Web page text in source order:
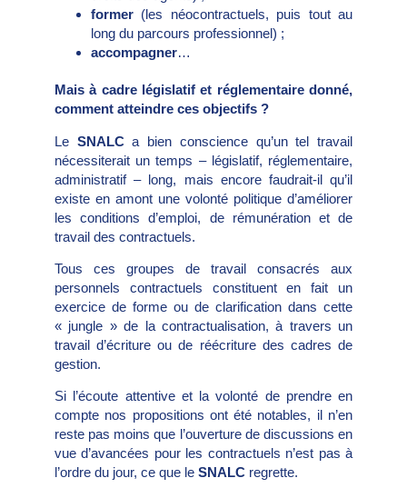
former (les néocontractuels, puis tout au
long du parcours professionnel) ;
accompagner…
Mais à cadre législatif et réglementaire donné,
comment atteindre ces objectifs ?
Le SNALCa bien conscience qu’un tel travail
nécessiterait un temps – législatif, réglementaire,
administratif – long, mais encore faudrait-il qu’il
existe en amont une volonté politique d’améliorer
les conditions d’emploi, de rémunération et de
travail des contractuels.
Tous ces groupes de travail consacrés aux
personnels contractuels constituent en fait un
exercice de forme ou de clarification dans cette
« jungle » de la contractualisation, à travers un
travail d’écriture ou de réécriture des cadres de
gestion.
Si l’écoute attentive et la volonté de prendre en
compte nos propositions ont été notables, il n’en
reste pas moins que l’ouverture de discussions en
vue d’avancées pour les contractuels n’est pas à
l’ordre du jour, ce que le SNALC regrette.